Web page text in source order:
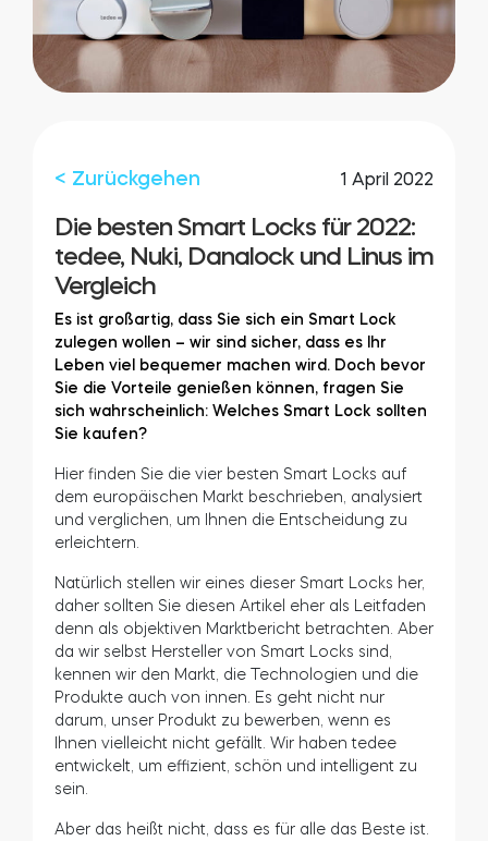
Integrationen
Tedee PRO
Tedee Bridge
Door Sensor
Zylinder
Adapter
Heim-Zugang
Tedee Keypad PRO
FILIALSUCHER
< Zurückgehen 1 April 2022
Die besten Smart Locks für 2022:
tedee, Nuki, Danalock und Linus im
Vergleich
Es ist großartig, dass Sie sich ein Smart Lock
zulegen wollen – wir sind sicher, dass es Ihr
Leben viel bequemer machen wird. Doch bevor
Sie die Vorteile genießen können, fragen Sie
sich wahrscheinlich: Welches Smart Lock sollten
Sie kaufen?
Hier finden Sie die vier besten Smart Locks auf
dem europäischen Markt beschrieben, analysiert
und verglichen, um Ihnen die Entscheidung zu
erleichtern.
Natürlich stellen wir eines dieser Smart Locks her,
daher sollten Sie diesen Artikel eher als Leitfaden
denn als objektiven Marktbericht betrachten. Aber
da wir selbst Hersteller von Smart Locks sind,
kennen wir den Markt, die Technologien und die
Produkte auch von innen. Es geht nicht nur
darum, unser Produkt zu bewerben, wenn es
Ihnen vielleicht nicht gefällt. Wir haben tedee
entwickelt, um effizient, schön und intelligent zu
sein.
Aber das heißt nicht, dass es für alle das Beste ist.